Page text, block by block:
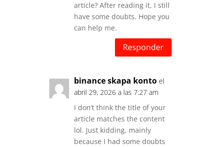
article? After reading it, I still
have some doubts. Hope you
can help me.
Responder
binance skapa konto el
abril 29, 2026 a las 7:27 am
I don’t think the title of your
article matches the content
lol. Just kidding, mainly
because I had some doubts